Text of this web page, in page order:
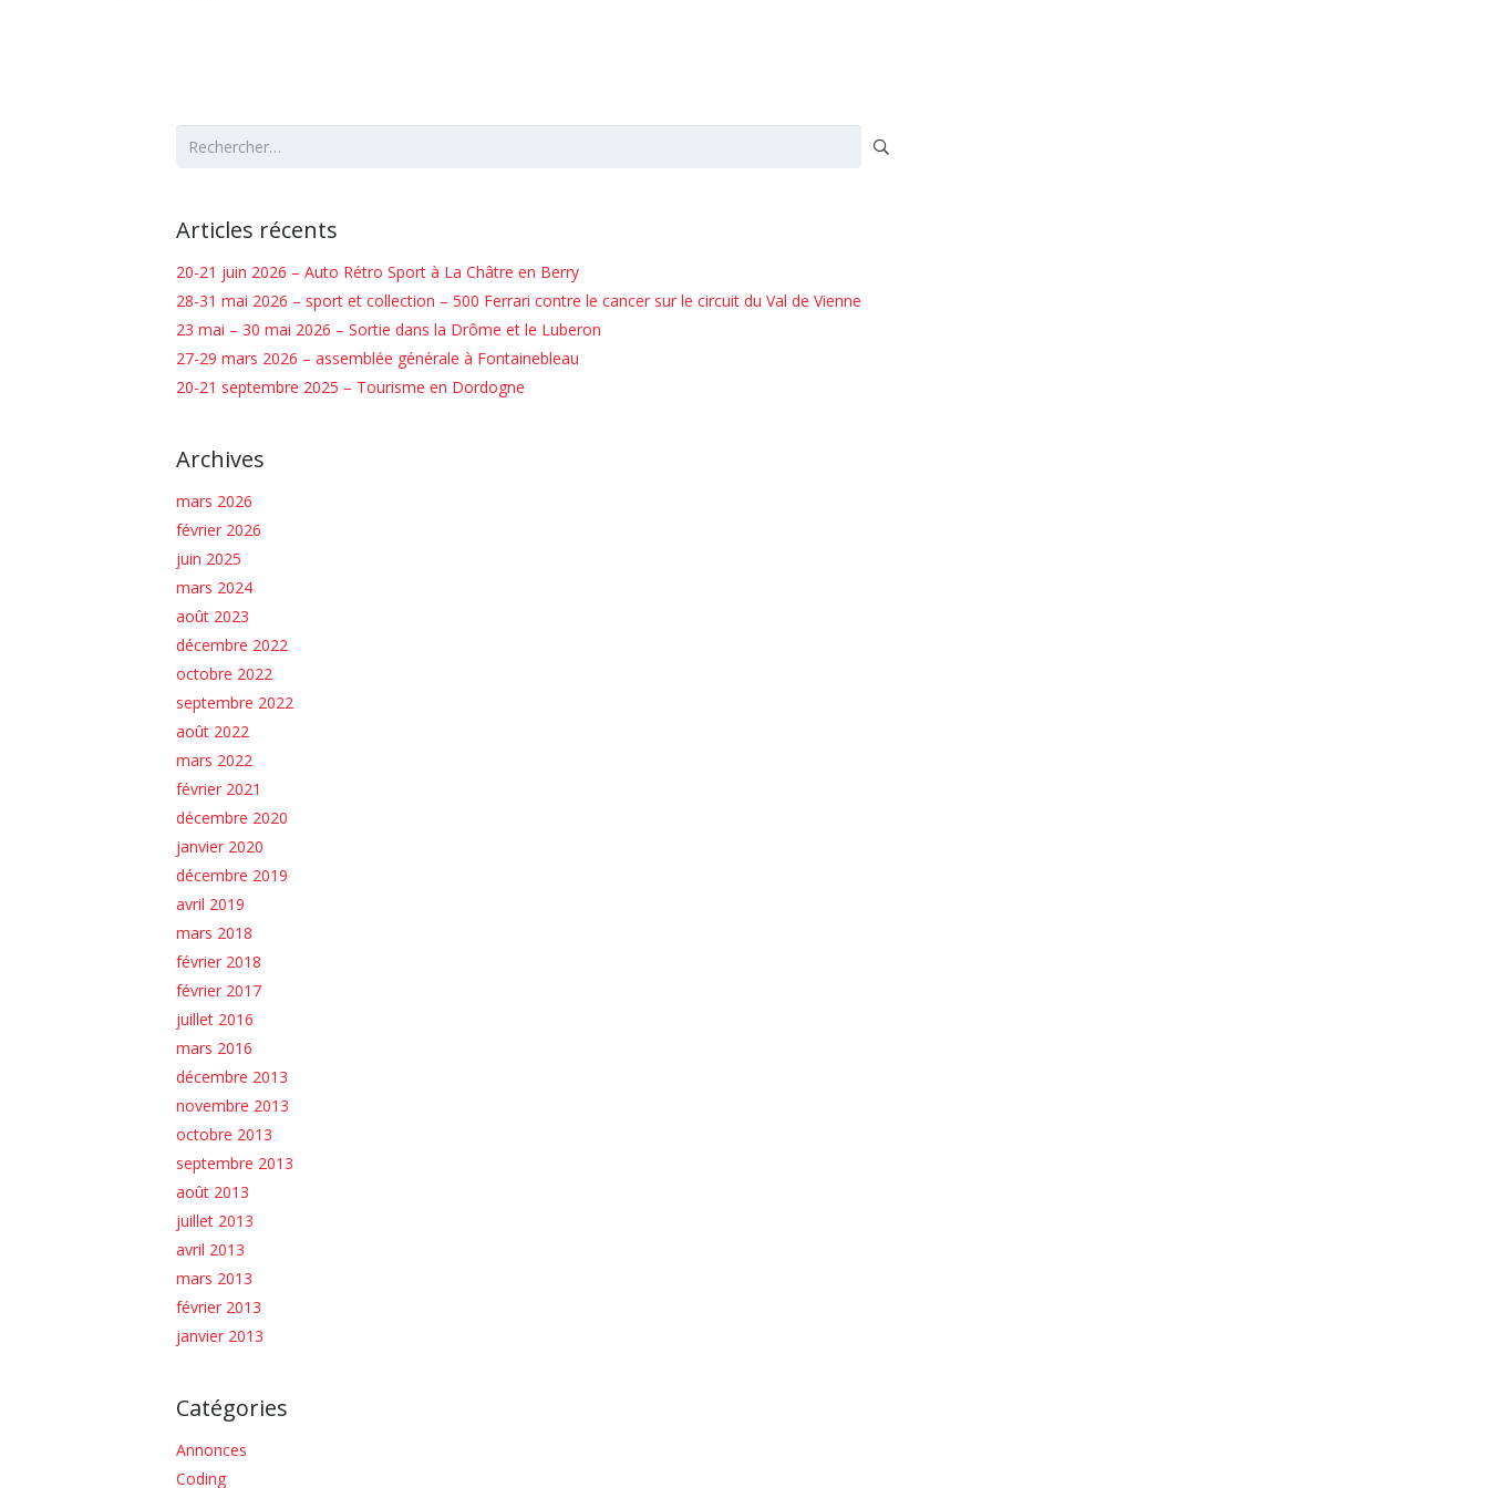
Rechercher :
Articles récents
20-21 juin 2026 – Auto Rétro Sport à La Châtre en Berry
28-31 mai 2026 – sport et collection – 500 Ferrari contre le cancer sur le circuit du Val de Vienne
23 mai – 30 mai 2026 – Sortie dans la Drôme et le Luberon
27-29 mars 2026 – assemblée générale à Fontainebleau
20-21 septembre 2025 – Tourisme en Dordogne
Archives
mars 2026
février 2026
juin 2025
mars 2024
août 2023
décembre 2022
octobre 2022
septembre 2022
août 2022
mars 2022
février 2021
décembre 2020
janvier 2020
décembre 2019
avril 2019
mars 2018
février 2018
février 2017
juillet 2016
mars 2016
décembre 2013
novembre 2013
octobre 2013
septembre 2013
août 2013
juillet 2013
avril 2013
mars 2013
février 2013
janvier 2013
Catégories
Annonces
Coding